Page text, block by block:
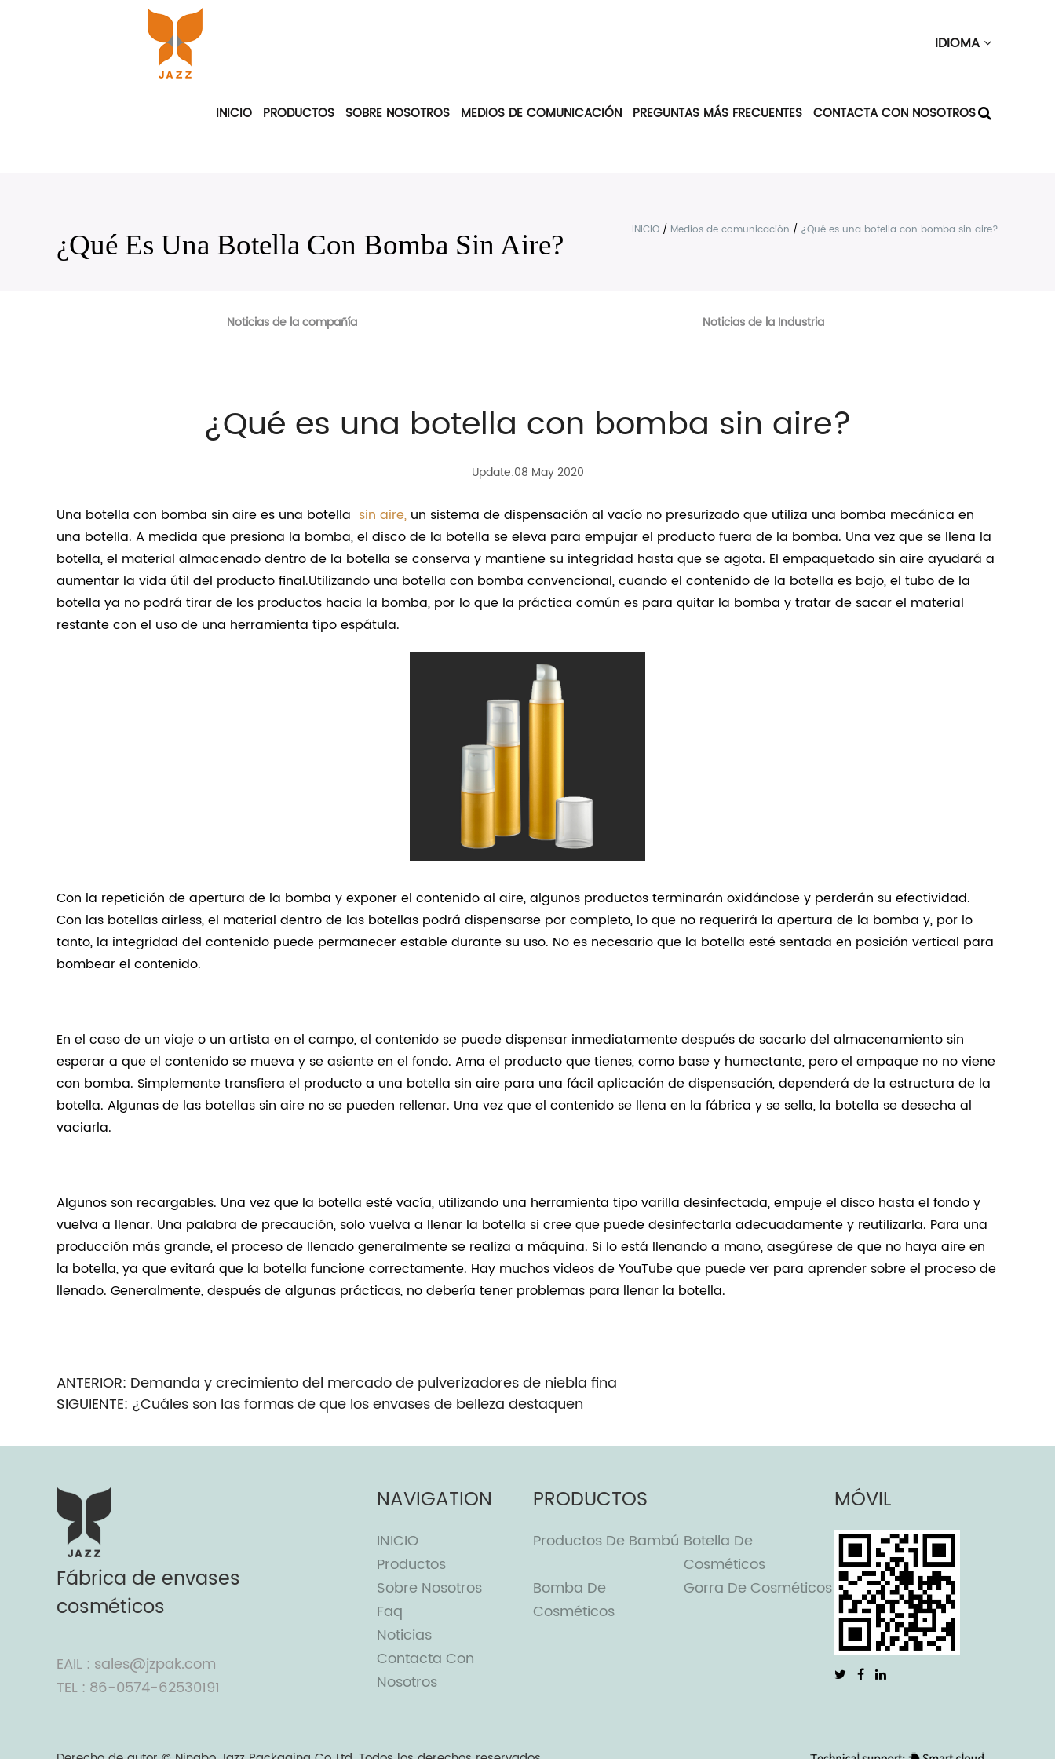
IDIOMA
INICIO PRODUCTOS SOBRE NOSOTROS MEDIOS DE COMUNICACIÓN PREGUNTAS MÁS FRECUENTES CONTACTA CON NOSOTROS
¿Qué Es Una Botella Con Bomba Sin Aire? INICIO / Medios de comunicación / ¿Qué es una botella con bomba sin aire?
Noticias de la compañía Noticias de la Industria
¿Qué es una botella con bomba sin aire?
Update:08 May 2020
Una botella con bomba sin aire es una botella sin aire, un sistema de dispensación al vacío no presurizado que utiliza una bomba mecánica en
una botella. A medida que presiona la bomba, el disco de la botella se eleva para empujar el producto fuera de la bomba. Una vez que se llena la
botella, el material almacenado dentro de la botella se conserva y mantiene su integridad hasta que se agota. El empaquetado sin aire ayudará a
aumentar la vida útil del producto final.Utilizando una botella con bomba convencional, cuando el contenido de la botella es bajo, el tubo de la
botella ya no podrá tirar de los productos hacia la bomba, por lo que la práctica común es para quitar la bomba y tratar de sacar el material
restante con el uso de una herramienta tipo espátula.
Con la repetición de apertura de la bomba y exponer el contenido al aire, algunos productos terminarán oxidándose y perderán su efectividad.
Con las botellas airless, el material dentro de las botellas podrá dispensarse por completo, lo que no requerirá la apertura de la bomba y, por lo
tanto, la integridad del contenido puede permanecer estable durante su uso. No es necesario que la botella esté sentada en posición vertical para
bombear el contenido.
En el caso de un viaje o un artista en el campo, el contenido se puede dispensar inmediatamente después de sacarlo del almacenamiento sin
esperar a que el contenido se mueva y se asiente en el fondo. Ama el producto que tienes, como base y humectante, pero el empaque no no viene
con bomba. Simplemente transfiera el producto a una botella sin aire para una fácil aplicación de dispensación, dependerá de la estructura de la
botella. Algunas de las botellas sin aire no se pueden rellenar. Una vez que el contenido se llena en la fábrica y se sella, la botella se desecha al
vaciarla.
Algunos son recargables. Una vez que la botella esté vacía, utilizando una herramienta tipo varilla desinfectada, empuje el disco hasta el fondo y
vuelva a llenar. Una palabra de precaución, solo vuelva a llenar la botella si cree que puede desinfectarla adecuadamente y reutilizarla. Para una
producción más grande, el proceso de llenado generalmente se realiza a máquina. Si lo está llenando a mano, asegúrese de que no haya aire en
la botella, ya que evitará que la botella funcione correctamente. Hay muchos videos de YouTube que puede ver para aprender sobre el proceso de
llenado. Generalmente, después de algunas prácticas, no debería tener problemas para llenar la botella.
ANTERIOR: Demanda y crecimiento del mercado de pulverizadores de niebla fina
SIGUIENTE: ¿Cuáles son las formas de que los envases de belleza destaquen
Fábrica de envases
cosméticos
EAIL : sales@jzpak.com
TEL : 86-0574-62530191
NAVIGATION
INICIO
Productos
Sobre Nosotros
Faq
Noticias
Contacta Con
Nosotros
PRODUCTOS
Productos De Bambú Botella De
Cosméticos
Bomba De
Cosméticos
Gorra De Cosméticos
MÓVIL